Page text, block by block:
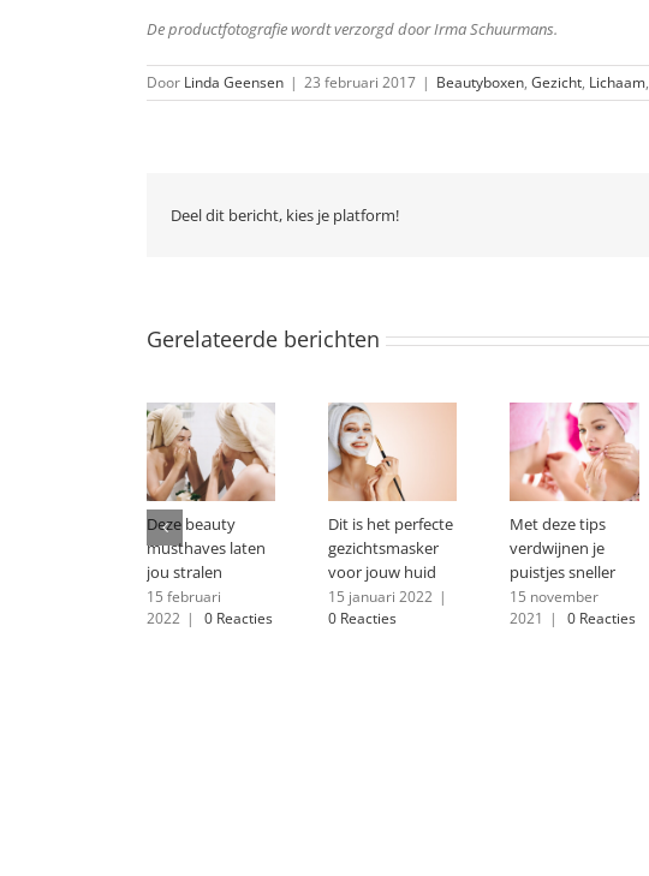
De productfotografie wordt verzorgd door Irma Schuurmans.
Door Linda Geensen | 23 februari 2017 | Beautyboxen, Gezicht, Lichaam,
Deel dit bericht, kies je platform!
Gerelateerde berichten
Deze beauty
musthaves laten
jou stralen
15 februari
2022 | 0 Reacties
Dit is het perfecte
gezichtsmasker
voor jouw huid
15 januari 2022 |
0 Reacties
Met deze tips
verdwijnen je
puistjes sneller
15 november
2021 | 0 Reacties